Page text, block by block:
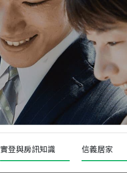
年 07月 成交
四維天廈
新竹市新竹市四維路
115 月 成交
菁英典藏
新竹市新竹市慈祥路
實登與房訊知識 信義居家